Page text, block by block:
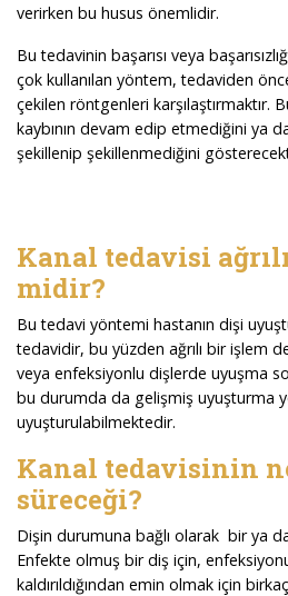
verirken bu husus önemlidir.
Bu tedavinin başarısı veya
çok kullanılan yöntem, tedaviden
çekilen röntgenleri karşılaştırmaktır.
kaybının devam edip etmediğini ya
şekillenip şekillenmediğini
Kanal tedavisi
midir?
Bu tedavi yöntemi hastanın dişi
tedavidir, bu yüzden ağrılı bir işlem
veya enfeksiyonlu dişlerde uyuşma
bu durumda da gelişmiş uyuşturma
uyuşturulabilmektedir.
Kanal tedavisinin
süreceği?
Dişin durumuna bağlı olarak bir ya
Enfekte olmuş bir diş için,
kaldırıldığından emin olmak için